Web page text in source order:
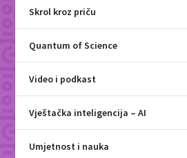
Skrol kroz priču
Quantum of Science
Video i podkast
Vještačka inteligencija – AI
Umjetnost i nauka